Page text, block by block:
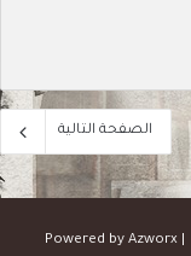
الصفحة التالية
Azworx